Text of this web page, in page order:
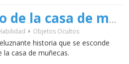
El cuento de la casa de muñecas
Objetos Ocultos
historia que se esconde
la casa de muñecas.